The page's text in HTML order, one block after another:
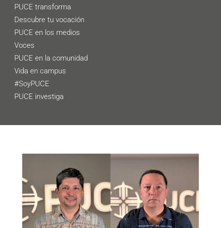
PUCE transforma
Descubre tu vocación
PUCE en los medios
Voces
PUCE en la comunidad
Vida en campus
#SoyPUCE
PUCE investiga